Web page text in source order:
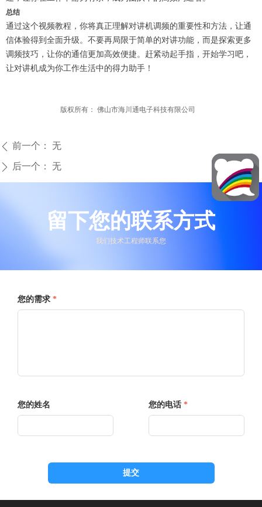
总结
通过这个视频教程，你将真正理解对讲机调频的重要性和方法，让通
信体验得到全面升级。不要再局限于简单的对讲功能，而是探索更多
调频技巧，让你的通信更加高效便捷。赶紧动起手指，开始学习吧，
让对讲机成为你工作生活中的得力助手！
ꄴ 前一个： 无
ꄲ 后一个： 无
留下您的联系方式
我们技术工程师联系您
您的需求 *
您的姓名 您的电话 *
提交
版权所有： 佛山市海川通电子科技有限公司